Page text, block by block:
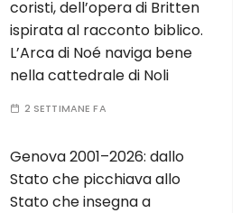
coristi, dell’opera di Britten
ispirata al racconto biblico.
L’Arca di Noé naviga bene
nella cattedrale di Noli
2 SETTIMANE FA
Genova 2001–2026: dallo
Stato che picchiava allo
Stato che insegna a